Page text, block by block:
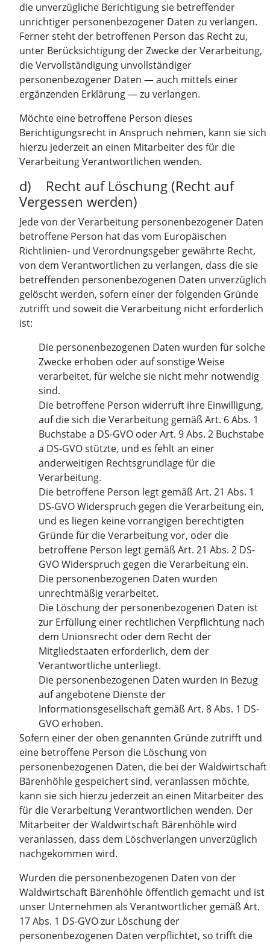
die unverzügliche Berichtigung sie betreffender
unrichtiger personenbezogener Daten zu verlangen.
Ferner steht der betroffenen Person das Recht zu,
unter Berücksichtigung der Zwecke der Verarbeitung,
die Vervollständigung unvollständiger
personenbezogener Daten — auch mittels einer
ergänzenden Erklärung — zu verlangen.
Möchte eine betroffene Person dieses
Berichtigungsrecht in Anspruch nehmen, kann sie sich
hierzu jederzeit an einen Mitarbeiter des für die
Verarbeitung Verantwortlichen wenden.
d) Recht auf Löschung (Recht auf
Vergessen werden)
Jede von der Verarbeitung personenbezogener Daten
betroffene Person hat das vom Europäischen
Richtlinien- und Verordnungsgeber gewährte Recht,
von dem Verantwortlichen zu verlangen, dass die sie
betreffenden personenbezogenen Daten unverzüglich
gelöscht werden, sofern einer der folgenden Gründe
zutrifft und soweit die Verarbeitung nicht erforderlich
ist:
Die personenbezogenen Daten wurden für solche
Zwecke erhoben oder auf sonstige Weise
verarbeitet, für welche sie nicht mehr notwendig
sind.
Die betroffene Person widerruft ihre Einwilligung,
auf die sich die Verarbeitung gemäß Art. 6 Abs. 1
Buchstabe a DS-GVO oder Art. 9 Abs. 2 Buchstabe
a DS-GVO stützte, und es fehlt an einer
anderweitigen Rechtsgrundlage für die
Verarbeitung.
Die betroffene Person legt gemäß Art. 21 Abs. 1
DS-GVO Widerspruch gegen die Verarbeitung ein,
und es liegen keine vorrangigen berechtigten
Gründe für die Verarbeitung vor, oder die
betroffene Person legt gemäß Art. 21 Abs. 2 DS-
GVO Widerspruch gegen die Verarbeitung ein.
Die personenbezogenen Daten wurden
unrechtmäßig verarbeitet.
Die Löschung der personenbezogenen Daten ist
zur Erfüllung einer rechtlichen Verpflichtung nach
dem Unionsrecht oder dem Recht der
Mitgliedstaaten erforderlich, dem der
Verantwortliche unterliegt.
Die personenbezogenen Daten wurden in Bezug
auf angebotene Dienste der
Informationsgesellschaft gemäß Art. 8 Abs. 1 DS-
GVO erhoben.
Sofern einer der oben genannten Gründe zutrifft und
eine betroffene Person die Löschung von
personenbezogenen Daten, die bei der Waldwirtschaft
Bärenhöhle gespeichert sind, veranlassen möchte,
kann sie sich hierzu jederzeit an einen Mitarbeiter des
für die Verarbeitung Verantwortlichen wenden. Der
Mitarbeiter der Waldwirtschaft Bärenhöhle wird
veranlassen, dass dem Löschverlangen unverzüglich
nachgekommen wird.
Wurden die personenbezogenen Daten von der
Waldwirtschaft Bärenhöhle öffentlich gemacht und ist
unser Unternehmen als Verantwortlicher gemäß Art.
17 Abs. 1 DS-GVO zur Löschung der
personenbezogenen Daten verpflichtet, so trifft die